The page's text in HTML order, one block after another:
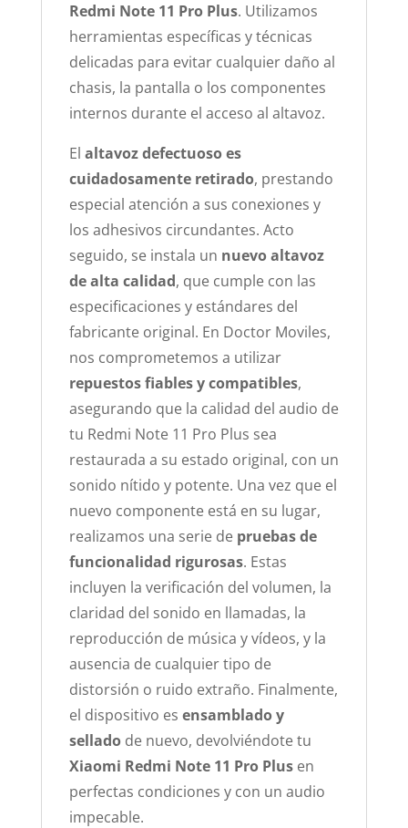
Redmi Note 11 Pro Plus. Utilizamos
herramientas específicas y técnicas
delicadas para evitar cualquier daño al
chasis, la pantalla o los componentes
internos durante el acceso al altavoz.
El altavoz defectuoso es
cuidadosamente retirado, prestando
especial atención a sus conexiones y
los adhesivos circundantes. Acto
seguido, se instala un nuevo altavoz
de alta calidad, que cumple con las
especificaciones y estándares del
fabricante original. En Doctor Moviles,
nos comprometemos a utilizar
repuestos fiables y compatibles,
asegurando que la calidad del audio de
tu Redmi Note 11 Pro Plus sea
restaurada a su estado original, con un
sonido nítido y potente. Una vez que el
nuevo componente está en su lugar,
realizamos una serie de pruebas de
funcionalidad rigurosas. Estas
incluyen la verificación del volumen, la
claridad del sonido en llamadas, la
reproducción de música y vídeos, y la
ausencia de cualquier tipo de
distorsión o ruido extraño. Finalmente,
el dispositivo es ensamblado y
selladode nuevo, devolviéndote tu
Xiaomi Redmi Note 11 Pro Plusen
perfectas condiciones y con un audio
impecable.